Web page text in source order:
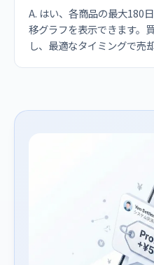
A. はい、各商品の最大180
移グラフを表示できます。
し、最適なタイミングで売